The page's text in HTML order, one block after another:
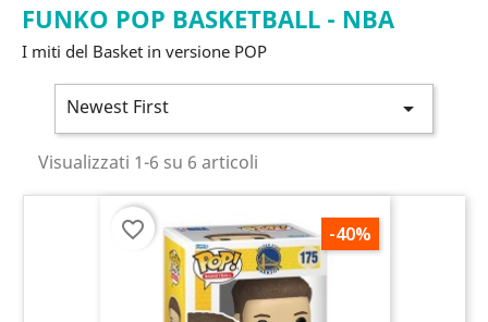
FUNKO POP BASKETBALL - NBA
I miti del Basket in versione POP
Newest First 
Visualizzati 1-6 su 6 articoli
-40%
favorite_border